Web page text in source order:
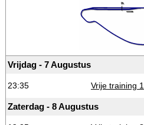
Vrijdag - 7 Augustus
23:35 Vrije training 1
Zaterdag - 8 Augustus